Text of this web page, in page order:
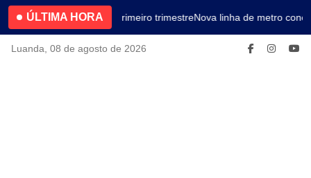
ÚLTIMA HORA4.2% no primeiro trimestreNova linha de metro
Luanda, 08 de agosto de 2026